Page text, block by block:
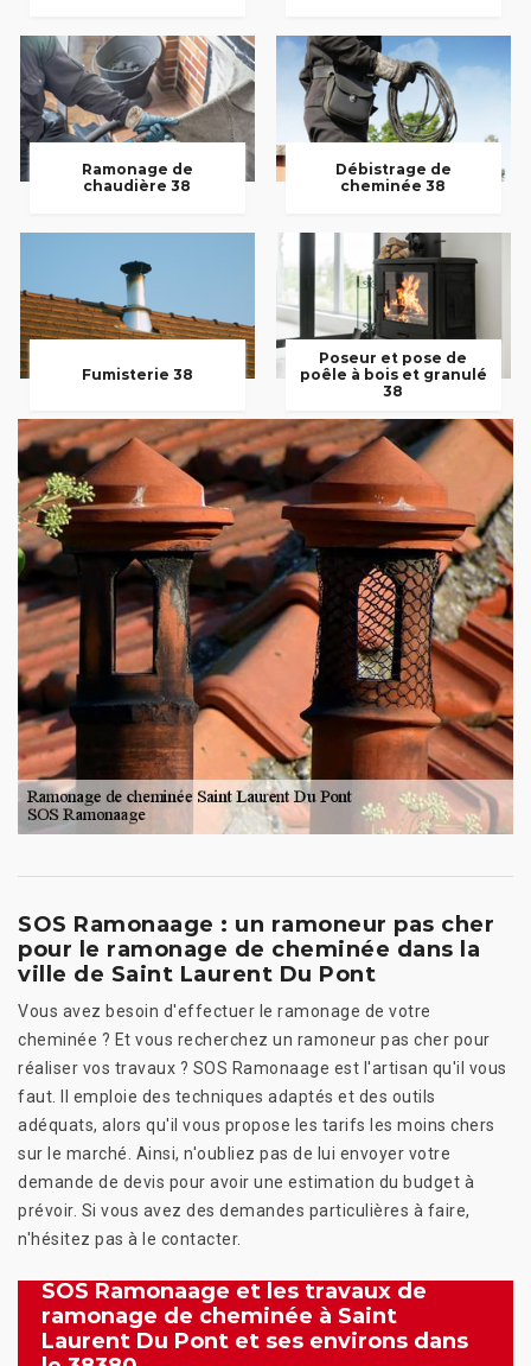
Ramonage de
chaudière 38
Débistrage de
cheminée 38
Fumisterie 38
Poseur et pose de
poêle à bois et granulé
38
SOS Ramonaage : un ramoneur pas cher
pour le ramonage de cheminée dans la
ville de Saint Laurent Du Pont
Vous avez besoin d'effectuer le ramonage de votre
cheminée ? Et vous recherchez un ramoneur pas cher pour
réaliser vos travaux ? SOS Ramonaage est l'artisan qu'il vous
faut. Il emploie des techniques adaptés et des outils
adéquats, alors qu'il vous propose les tarifs les moins chers
sur le marché. Ainsi, n'oubliez pas de lui envoyer votre
demande de devis pour avoir une estimation du budget à
prévoir. Si vous avez des demandes particulières à faire,
n'hésitez pas à le contacter.
SOS Ramonaage et les travaux de
ramonage de cheminée à Saint
Laurent Du Pont et ses environs dans